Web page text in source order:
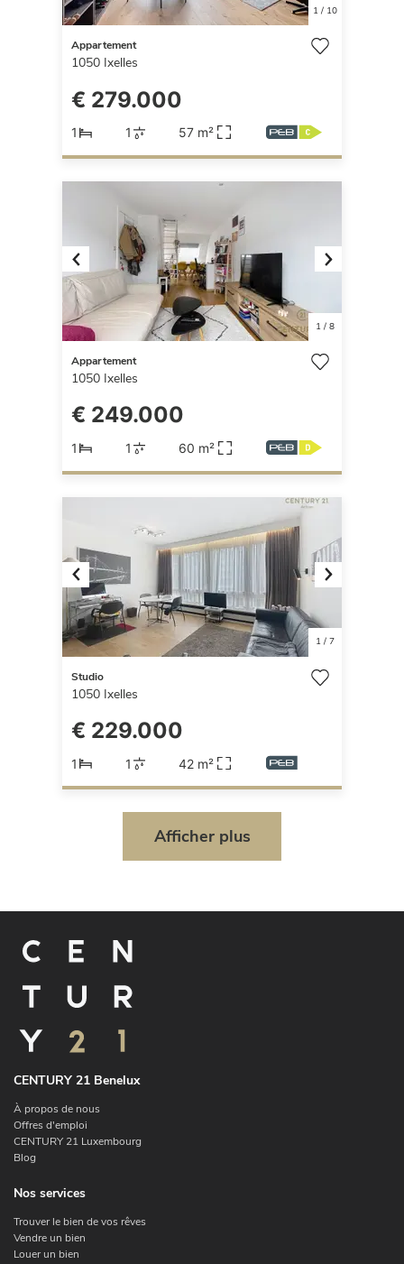
1/ 10
Appartement
1050 Ixelles
€ 279.000
1 1 57 m²
Previous Next
1/ 8
Appartement
1050 Ixelles
€ 249.000
1 1 60 m²
Previous Next
1/ 7
Studio
1050 Ixelles
€ 229.000
1 1 42 m²
Afficher plus
CENTURY 21 Benelux
À propos de nous
Offres d'emploi
CENTURY 21 Luxembourg
Blog
Nos services
Trouver le bien de vos rêves
Vendre un bien
Louer un bien